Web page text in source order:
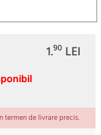
1.90 LEI
termen de livrare precis.